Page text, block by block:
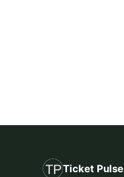
Ticket Pulse